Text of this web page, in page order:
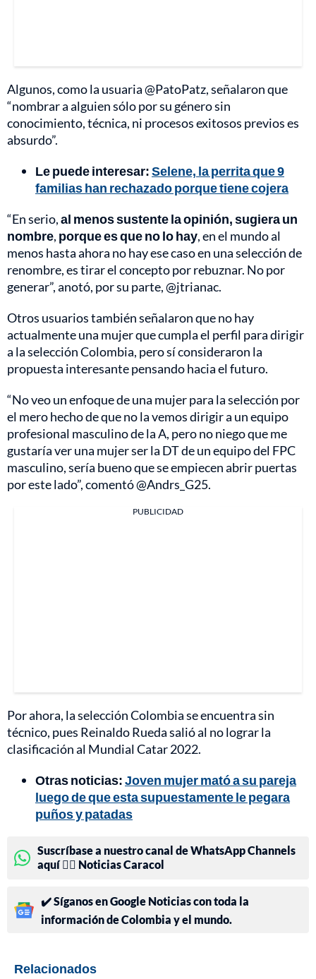
Algunos, como la usuaria @PatoPatz, señalaron que
“nombrar a alguien sólo por su género sin
conocimiento, técnica, ni procesos exitosos previos es
absurdo”.
Le puede interesar:Selene, la perrita que 9
familias han rechazado porque tiene cojera
“En serio,al menos sustente la opinión, sugiera un
nombre, porque es que no lo hay, en el mundo al
menos hasta ahora no hay ese caso en una selección de
renombre, es tirar el concepto por rebuznar. No por
generar”, anotó, por su parte, @jtrianac.
Otros usuarios también señalaron que no hay
actualmente una mujer que cumpla el perfil para dirigir
a la selección Colombia, pero sí consideraron la
propuesta interesante pensando hacia el futuro.
“No veo un enfoque de una mujer para la selección por
el mero hecho de que no la vemos dirigir a un equipo
profesional masculino de la A, pero no niego que me
gustaría ver una mujer ser la DT de un equipo del FPC
masculino, sería bueno que se empiecen abrir puertas
por este lado”, comentó @Andrs_G25.
PUBLICIDAD
Por ahora, la selección Colombia se encuentra sin
técnico, pues Reinaldo Rueda salió al no lograr la
clasificación al Mundial Catar 2022.
Otras noticias:Joven mujer mató a su pareja
luego de que esta supuestamente le pegara
puños y patadas
Suscríbase a nuestro canal de WhatsApp Channels
aquí 👉🏻 Noticias Caracol
✔️ Síganos en Google Noticias con toda la
información de Colombia y el mundo.
Relacionados